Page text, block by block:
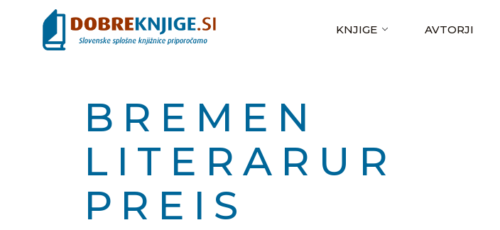
KNJIGE AVTORJI
BREMEN
LITERARUR
PREIS